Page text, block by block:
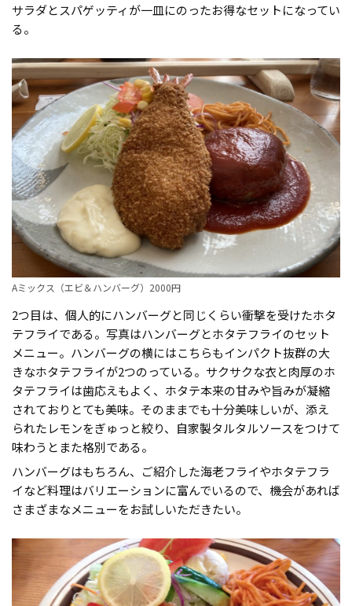
サラダとスパゲッティが一皿にのったお得なセットになってい
る。
Aミックス（エビ＆ハンバーグ）2000円
2つ目は、個人的にハンバーグと同じくらい衝撃を受けたホタ
テフライである。写真はハンバーグとホタテフライのセット
メニュー。ハンバーグの横にはこちらもインパクト抜群の大
きなホタテフライが2つのっている。サクサクな衣と肉厚のホ
タテフライは歯応えもよく、ホタテ本来の甘みや旨みが凝縮
されておりとても美味。そのままでも十分美味しいが、添え
られたレモンをぎゅっと絞り、自家製タルタルソースをつけて
味わうとまた格別である。
ハンバーグはもちろん、ご紹介した海老フライやホタテフラ
イなど料理はバリエーションに富んでいるので、機会があれば
さまざまなメニューをお試しいただきたい。